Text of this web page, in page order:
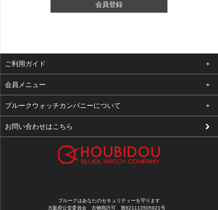
会員登録
ご利用ガイド
よくある質問
支払い・送料
修理依頼
会員メニュー
ログイン
お気に入り
ブルークウォッチカンパニーについて
会社概要
お問い合わせはこちら
ブルークはあなたのセキュリティーを守ります
大阪府公安委員会 古物商許可 第621113505921号